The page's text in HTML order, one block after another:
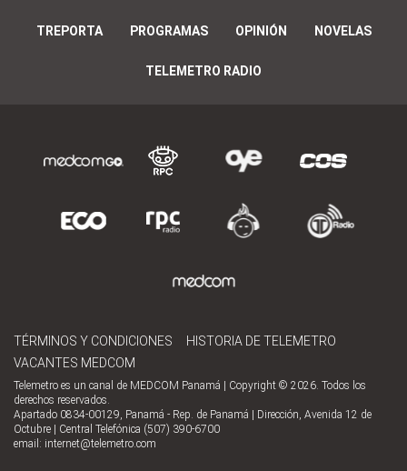
TREPORTA PROGRAMAS OPINIÓN NOVELAS
TELEMETRO RADIO
TÉRMINOS Y CONDICIONES
HISTORIA DE TELEMETRO
VACANTES MEDCOM
Telemetro es un canal de MEDCOM Panamá | Copyright © 2026. Todos los
derechos reservados.
Apartado 0834-00129, Panamá - Rep. de Panamá | Dirección, Avenida 12 de
Octubre | Central Telefónica (507) 390-6700
email: internet@telemetro.com